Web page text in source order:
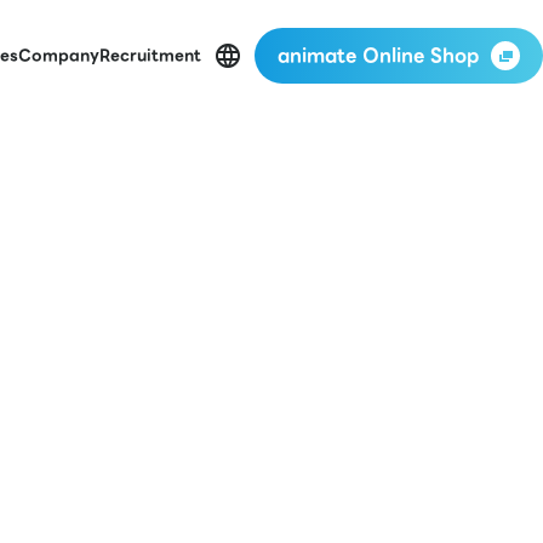
CompanyRecruitment animate Online Shop